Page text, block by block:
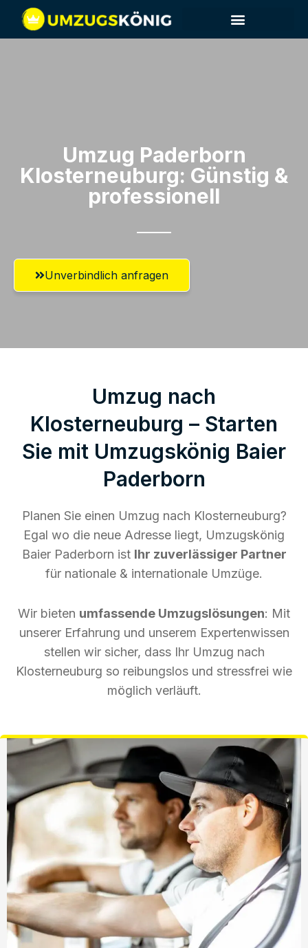
Umzug Paderborn​
Klosterneuburg: Günstig &
professionell​
Unverbindlich anfragen
Umzug nach
Klosterneuburg – Starten
Sie mit Umzugskönig Baier
Paderborn
Planen Sie einen Umzug nach Klosterneuburg?
Egal wo die neue Adresse liegt, Umzugskönig
Baier Paderborn ist Ihr zuverlässiger Partner
für nationale & internationale Umzüge.
Wir bieten umfassende Umzugslösungen: Mit
unserer Erfahrung und unserem Expertenwissen
stellen wir sicher, dass Ihr Umzug nach
Klosterneuburg so reibungslos und stressfrei wie
möglich verläuft.